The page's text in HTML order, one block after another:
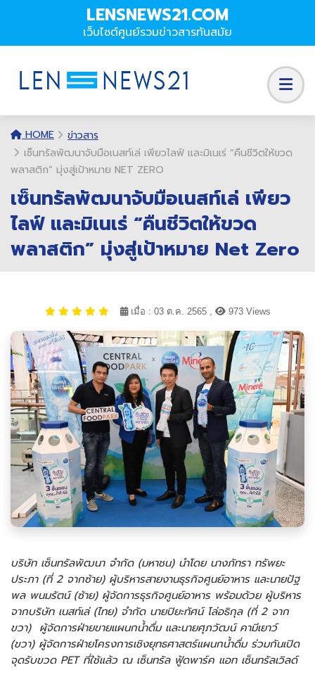
LENSNEWS21.COM
เว็บไซต์ศูนย์รวมข่าวสารทันสมัย
HOME
ข่าวสาร
เซ็นทรัลพัฒนาจับมือเนสท์เล่ เพียวไลฟ์ และมิเนเร่ “คืนชีวิตให้ขวด
พลาสติก” มุ่งสู่เป้าหมาย NET ZERO
เซ็นทรัลพัฒนาจับมือเนสท์เล่ เพียว
ไลฟ์ และมิเนเร่ “คืนชีวิตให้ขวด
พลาสติก” มุ่งสู่เป้าหมาย Net Zero
เมื่อ : 03 ต.ค. 2565 , 973 Views
บริษัท เซ็นทรัลพัฒนา จำกัด (มหาชน) นำโดย นางภัทรา ทรัพยะ
ประภา (ที่ 2 จากซ้าย) ผู้บริหารสายงานธุรกิจศูนย์อาหาร และนายปัฐ
พล พนมรัตน์ (ซ้าย) ผู้จัดการธุรกิจศูนย์อาหาร พร้อมด้วย ผู้บริหาร
จากบริษัท เนสท์เล่ (ไทย) จำกัด นายปิยะทัศน์ โล่อธิกุล (ที่ 2 จาก
ขวา) ผู้จัดการฝ่ายขายแผนกน้ำดื่ม และนายศุภวัฒน์ คามีเยาว์
(ขวา) ผู้จัดการฝ่ายโครงการเชิงยุทธศาสตร์แผนกน้ำดื่ม ร่วมกันเปิด
จุดรับขวด PET ที่ใช้แล้ว ณ เซ็นทรัล ฟู้ดพาร์ค แอท เซ็นทรัลเวิลด์